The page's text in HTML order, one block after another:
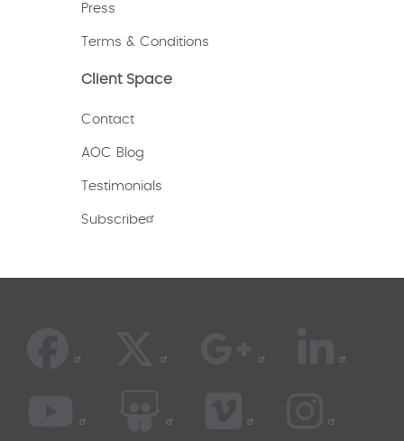
Press
Terms & Conditions
Client Space
Contact
AOC Blog
Testimonials
Subscribe